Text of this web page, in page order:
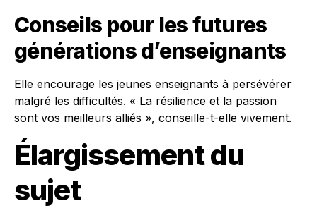
Conseils pour les futures
générations d’enseignants
Elle encourage les jeunes enseignants à persévérer
malgré les difficultés. « La résilience et la passion
sont vos meilleurs alliés », conseille-t-elle vivement.
Élargissement du
sujet